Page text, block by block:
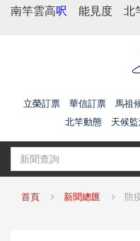
南竿雲高呎 能見度 北
立榮訂票 華信訂票 馬祖
北竿動態
天候
首頁 新聞總匯 防